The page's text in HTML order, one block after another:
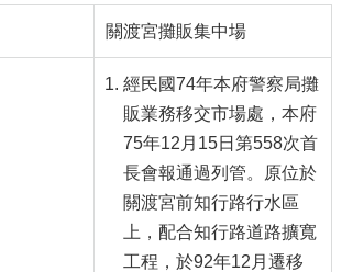
關渡宮攤販集中場
經民國74年本府警察局攤
販業務移交市場處，本府
75年12月15日第558次首
長會報通過列管。原位於
關渡宮前知行路行水區
上，配合知行路道路擴寬
工程，於92年12月遷移